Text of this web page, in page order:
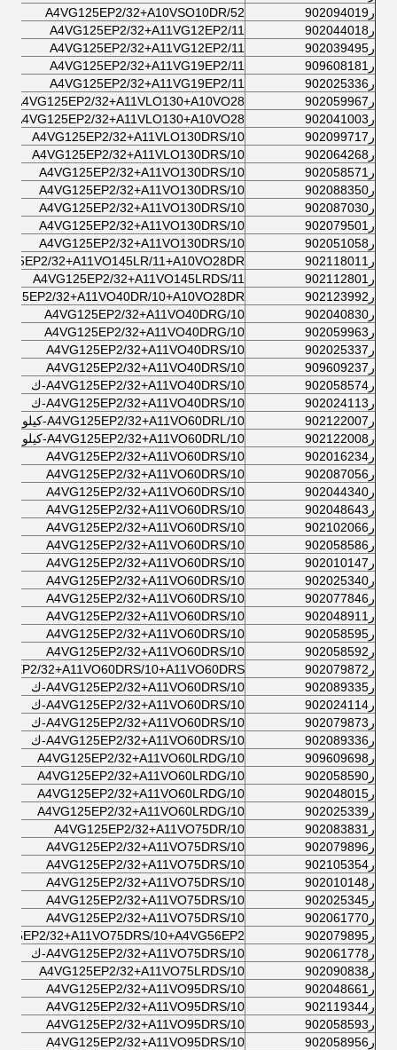
ر902094019
A4VG125EP2/32+A10VSO10DR/52
ر902044018
A4VG125EP2/32+A11VG12EP2/11
ر902039495
A4VG125EP2/32+A11VG12EP2/11
ر909608181
A4VG125EP2/32+A11VG19EP2/11
ر902025336
A4VG125EP2/32+A11VG19EP2/11
ر902059967
A4VG125EP2/32+A11VLO130+A10VO28
ر902041003
A4VG125EP2/32+A11VLO130+A10VO28
ر902099717
A4VG125EP2/32+A11VLO130DRS/10
ر902064268
A4VG125EP2/32+A11VLO130DRS/10
ر902058571
A4VG125EP2/32+A11VO130DRS/10
ر902088350
A4VG125EP2/32+A11VO130DRS/10
ر902087030
A4VG125EP2/32+A11VO130DRS/10
ر902079501
A4VG125EP2/32+A11VO130DRS/10
ر902051058
A4VG125EP2/32+A11VO130DRS/10
ر902118011
32+A11VO145LR/11+A10VO28DR/
ر902112801
A4VG125EP2/32+A11VO145LRDS/11
ر902123992
32+A11VO40DR/10+A10VO28DR/
ر902040830
A4VG125EP2/32+A11VO40DRG/10
ر902059963
A4VG125EP2/32+A11VO40DRG/10
ر902025337
A4VG125EP2/32+A11VO40DRS/10
ر909609237
A4VG125EP2/32+A11VO40DRS/10
ر902058574
A4VG125EP2/32+A11VO40DRS/10-ك
ر902024113
A4VG125EP2/32+A11VO40DRS/10-ك
ر902122007
A4VG125EP2/32+A11VO60DRL/10-كيلومتر
ر902122008
A4VG125EP2/32+A11VO60DRL/10-كيلومتر
ر902016234
A4VG125EP2/32+A11VO60DRS/10
ر902087056
A4VG125EP2/32+A11VO60DRS/10
ر902044340
A4VG125EP2/32+A11VO60DRS/10
ر902048643
A4VG125EP2/32+A11VO60DRS/10
ر902102066
A4VG125EP2/32+A11VO60DRS/10
ر902058586
A4VG125EP2/32+A11VO60DRS/10
ر902010147
A4VG125EP2/32+A11VO60DRS/10
ر902025340
A4VG125EP2/32+A11VO60DRS/10
ر902077846
A4VG125EP2/32+A11VO60DRS/10
ر902048911
A4VG125EP2/32+A11VO60DRS/10
ر902058595
A4VG125EP2/32+A11VO60DRS/10
ر902058592
A4VG125EP2/32+A11VO60DRS/10
ر902079872
32+A11VO60DRS/10+A11VO60DRS
ر902089335
A4VG125EP2/32+A11VO60DRS/10-ك
ر902024114
A4VG125EP2/32+A11VO60DRS/10-ك
ر902079873
A4VG125EP2/32+A11VO60DRS/10-ك
ر902089336
A4VG125EP2/32+A11VO60DRS/10-ك
ر909609698
A4VG125EP2/32+A11VO60LRDG/10
ر902058590
A4VG125EP2/32+A11VO60LRDG/10
ر902048015
A4VG125EP2/32+A11VO60LRDG/10
ر902025339
A4VG125EP2/32+A11VO60LRDG/10
ر902083831
A4VG125EP2/32+A11VO75DR/10
ر902079896
A4VG125EP2/32+A11VO75DRS/10
ر902105354
A4VG125EP2/32+A11VO75DRS/10
ر902010148
A4VG125EP2/32+A11VO75DRS/10
ر902025345
A4VG125EP2/32+A11VO75DRS/10
ر902061770
A4VG125EP2/32+A11VO75DRS/10
ر902079895
32+A11VO75DRS/10+A4VG56EP2/
ر902061778
A4VG125EP2/32+A11VO75DRS/10-ك
ر902090838
A4VG125EP2/32+A11VO75LRDS/10
ر902048661
A4VG125EP2/32+A11VO95DRS/10
ر902119344
A4VG125EP2/32+A11VO95DRS/10
ر902058593
A4VG125EP2/32+A11VO95DRS/10
ر902058956
A4VG125EP2/32+A11VO95DRS/10